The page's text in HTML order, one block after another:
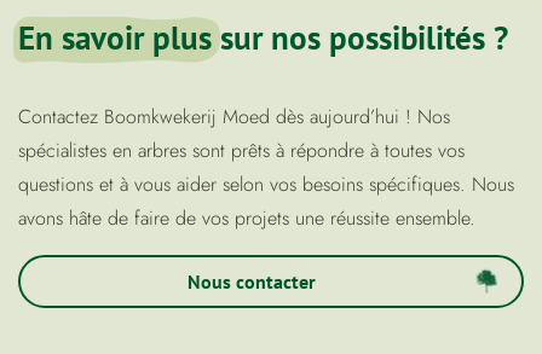
En savoir plussur nos possibilités ?
Contactez Boomkwekerij Moed dès aujourd’hui ! Nos
spécialistes en arbres sont prêts à répondre à toutes vos
questions et à vous aider selon vos besoins spécifiques. Nous
avons hâte de faire de vos projets une réussite ensemble.
Nous contacter